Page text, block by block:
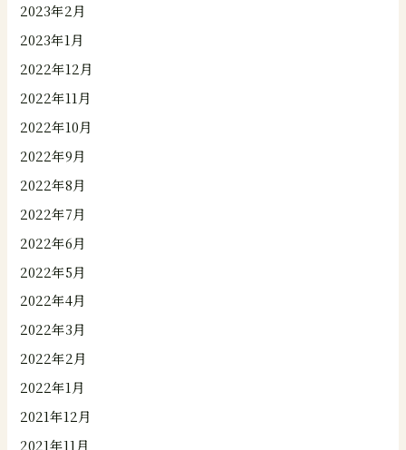
2023年2月
2023年1月
2022年12月
2022年11月
2022年10月
2022年9月
2022年8月
2022年7月
2022年6月
2022年5月
2022年4月
2022年3月
2022年2月
2022年1月
2021年12月
2021年11月